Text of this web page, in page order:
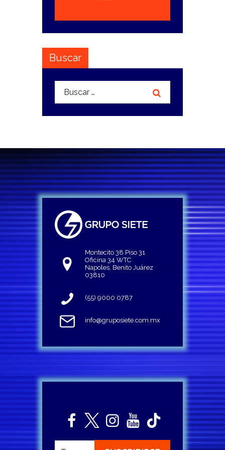
Buscar
Buscar:
Montecito 38 Piso 31
Oficina 34 WTC
Napoles, Benito Juárez
03810
(55) 9000 0787
info@gruposiete.com.mx